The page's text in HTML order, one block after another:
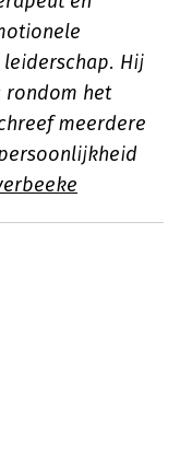
Hij
rondom het
meerdere